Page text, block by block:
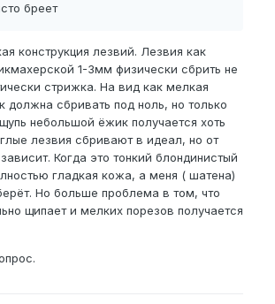
бреет
конструкция лезвий. Лезвия как
1-3мм физически сбрить не
стрижка. На вид как мелкая
должна сбривать под ноль, но только
небольшой ёжик получается хоть
лезвия сбривают в идеал, но от
Когда это тонкий блондинистый
гладкая кожа, а меня ( шатена)
Но больше проблема в том, что
щипает и мелких порезов получается